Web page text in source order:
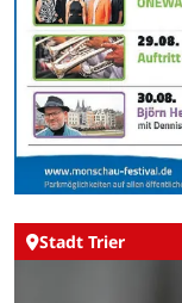
Stadt Trier